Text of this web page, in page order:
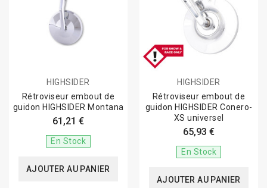
HIGHSIDER
Rétroviseur embout de
guidon HIGHSIDER Montana
61,21 €
En Stock
AJOUTER AU PANIER
HIGHSIDER
Rétroviseur embout de
guidon HIGHSIDER Conero-
XS universel
65,93 €
En Stock
AJOUTER AU PANIER